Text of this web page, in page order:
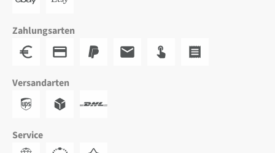
Zahlungsarten
Versandarten
Service